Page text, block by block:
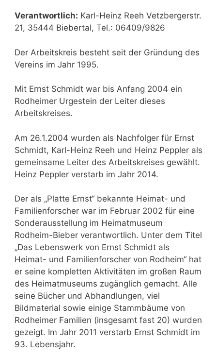
Verantwortlich: Karl-Heinz Reeh Vetzbergerstr.
21, 35444 Biebertal, Tel.: 06409/9826
Der Arbeitskreis besteht seit der Gründung des
Vereins im Jahr 1995.
Mit Ernst Schmidt war bis Anfang 2004 ein
Rodheimer Urgestein der Leiter dieses
Arbeitskreises.
Am 26.1.2004 wurden als Nachfolger für Ernst
Schmidt, Karl-Heinz Reeh und Heinz Peppler als
gemeinsame Leiter des Arbeitskreises gewählt.
Heinz Peppler verstarb im Jahr 2014.
Der als „Platte Ernst“ bekannte Heimat- und
Familienforscher war im Februar 2002 für eine
Sonderausstellung im Heimatmuseum
Rodheim-Bieber verantwortlich. Unter dem Titel
„Das Lebenswerk von Ernst Schmidt als
Heimat- und Familienforscher von Rodheim“ hat
er seine kompletten Aktivitäten im großen Raum
des Heimatmuseums zugänglich gemacht. Alle
seine Bücher und Abhandlungen, viel
Bildmaterial sowie einige Stammbäume von
Rodheimer Familien (insgesamt fast 20) wurden
gezeigt. Im Jahr 2011 verstarb Ernst Schmidt im
93. Lebensjahr.